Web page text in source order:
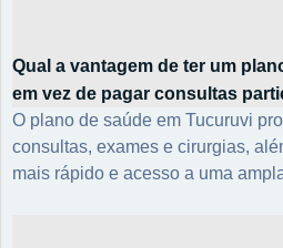
Qual a vantagem de ter um
em vez de pagar consultas
O plano de saúde em Tucuruvi
consultas, exames e cirurgias,
mais rápido e acesso a uma